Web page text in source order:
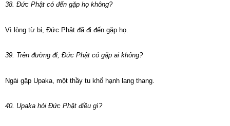
38. Đức Phật có đến gặp họ không?
Vì lòng từ bi, Đức Phật đã đi đến gặp họ.
39. Trên đường đi, Đức Phật có gặp ai không?
Ngài gặp Upaka, một thầy tu khổ hạnh lang thang.
40. Upaka hỏi Đức Phật điều gì?